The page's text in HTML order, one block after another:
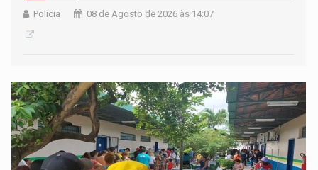
Polícia 08 de Agosto de 2026 às 14:07